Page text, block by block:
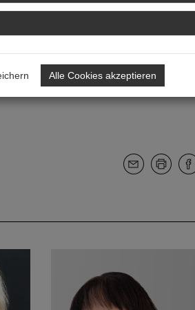
kann. Gleichzeitig entwickelt man
des Berufsstandes in der
zukünftigen Herausforderungen
Alle Cookies akzeptieren